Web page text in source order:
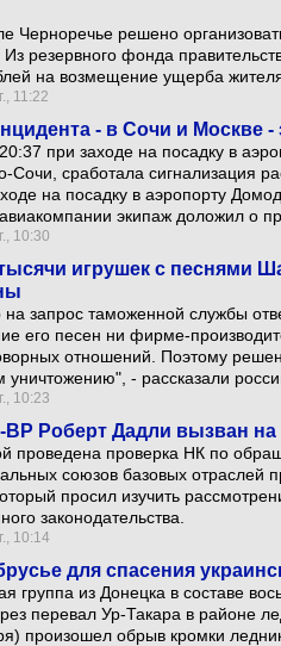
Черноречье решено
резервного фонда
на возмещение ущерба
11:22
- в Сочи и Москве
при заходе на посадку в
Сочи, сработала сигнализация
на посадку в аэропорту
экипаж доложил о
10:30
игрушек с песнями
на запрос таможенной службы
его песен ни фирме-
отношений. Поэтому
- рассказали
10:23
ВР Роберт Дадли вызван
проведена проверка НК по
союзов базовых отраслей
просил изучить
законодательства.
10:14
для спасения
группа из Донецка в составе
перевал Ур-Такара в районе
произошел обрыв кромки